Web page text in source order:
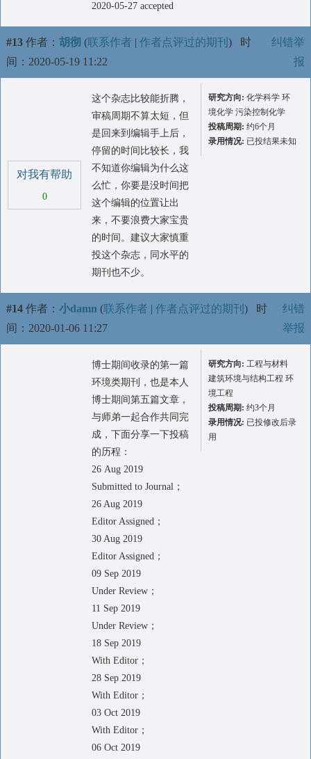
2020-05-27 accepted
#13 作者： 胡彻 (联系作者 | 作者点评过的期刊 ) 时
间：2020-05-19 11:22
纠错举
报
对我有帮助
0
这个杂志比较能折腾，
审稿周期不算太短，但
是回来到编辑手上后，
停留的时间比较长，我
不知道你编辑为什么这
么忙，你要是没时间把
这个编辑的位置让出
来，不要浪费大家宝贵
的时间。建议大家慎重
投这个杂志，同水平的
期刊也不少。
研究方向: 化学科学 环
境化学 污染控制化学
投稿周期: 约6个月
录用情况: 已投结果未知
#14 作者： 小damn (联系作者 | 作者点评过的期刊 ) 时
间：2020-01-06 11:27
纠错
举报
博士期间收录的第一篇
环境类期刊，也是本人
博士期间第五篇文章，
与师弟一起合作共同完
成，下面分享一下投稿
的历程：
26 Aug 2019
Submitted to Journal；
26 Aug 2019
Editor Assigned；
30 Aug 2019
Editor Assigned；
09 Sep 2019
Under Review；
11 Sep 2019
Under Review；
18 Sep 2019
With Editor；
28 Sep 2019
With Editor；
03 Oct 2019
With Editor；
06 Oct 2019
研究方向: 工程与材料
建筑环境与结构工程 环
境工程
投稿周期: 约3个月
录用情况: 已投修改后录
用